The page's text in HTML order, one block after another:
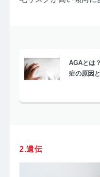
AGAとは
症の原因
2.遺伝